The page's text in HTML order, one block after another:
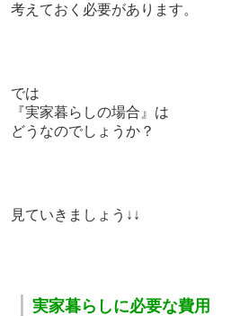
考えておく必要があります。
では
『実家暮らしの場合』は
どうなのでしょうか？
見ていきましょう↓↓
実家暮らしに必要な費用